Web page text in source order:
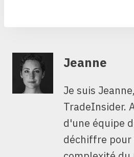
Jeanne
Je suis
TradeInsider.
d'une équipe
déchiffre pour